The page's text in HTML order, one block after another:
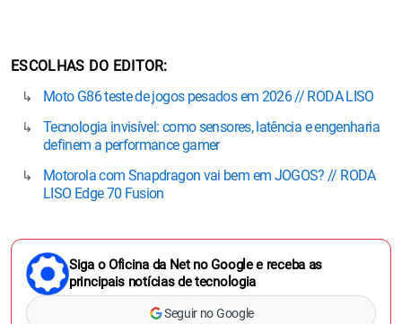
ESCOLHAS DO EDITOR
Moto G86 teste de jogos pesados em 2026 // RODA LISO
Tecnologia invisível: como sensores, latência e engenharia
definem a performance gamer
Motorola com Snapdragon vai bem em JOGOS? // RODA
LISO Edge 70 Fusion
Siga o Oficina da Net no Google e receba as
principais notícias de tecnologia
Seguir no Google